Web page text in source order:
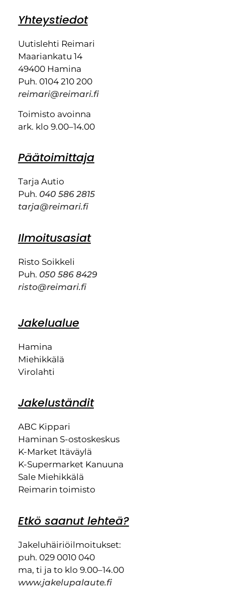
Yhteystiedot
Uutislehti Reimari
Maariankatu 14
49400 Hamina
Puh. 0104 210 200
reimari@reimari.fi
Toimisto avoinna
ark. klo 9.00–14.00
Päätoimittaja
Tarja Autio
Puh. 040 586 2815
tarja@reimari.fi
Ilmoitusasiat
Risto Soikkeli
Puh. 050 586 8429
risto@reimari.fi
Jakelualue
Hamina
Miehikkälä
Virolahti
Jakeluständit
ABC Kippari
Haminan S-ostoskeskus
K-Market Itäväylä
K-Supermarket Kanuuna
Sale Miehikkälä
Reimarin toimisto
Etkö saanut lehteä?
Jakeluhäiriöilmoitukset:
puh. 029 0010 040
ma, ti ja to klo 9.00–14.00
www.jakelupalaute.fi